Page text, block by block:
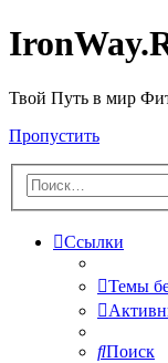
Твой Путь в мир
Пропустить
Ссылки
Темы
Поиск